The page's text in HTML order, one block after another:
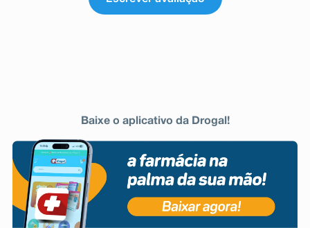
Baixe o aplicativo da Drogal!